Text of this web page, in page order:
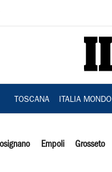
TOSCANA ITALIA MONDO
Empoli Grosseto